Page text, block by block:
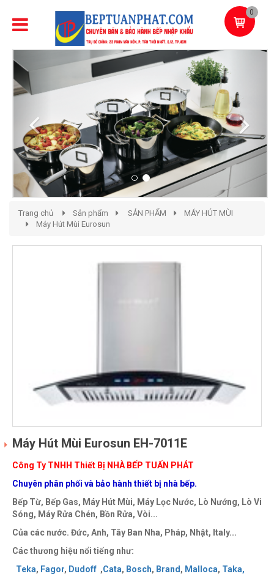
0
Previous
Trang chủ Sản phẩm SẢN PHẨM
MÁY HÚT MÙI
Máy Hút Mùi Eurosun
Máy Hút Mùi Eurosun EH-7011E
Công Ty TNHH Thiết Bị NHÀ BẾP TUẤN PHÁT
Chuyên phân phối và bảo hành thiết bị nhà bếp.
Bếp Từ, Bếp Gas, Máy Hút Mùi, Máy Lọc Nước, Lò Nướng, Lò Vi
Sóng, Máy Rửa Chén, Bồn Rửa, Vòi...
Của các nước. Đức, Anh, Tây Ban Nha, Pháp, Nhật, Italy...
Các thương hiệu nổi tiếng như:
Teka, Fagor, Dudoff ,Cata, Bosch, Brand, Malloca, Taka,